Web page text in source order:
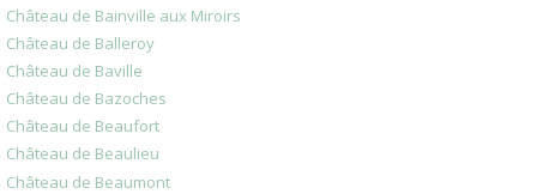
Château de Bainville aux Miroirs
Château de Balleroy
Château de Baville
Château de Bazoches
Château de Beaufort
Château de Beaulieu
Château de Beaumont